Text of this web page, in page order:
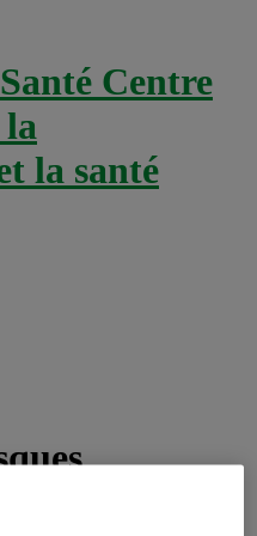
Centre
la
la santé
et de